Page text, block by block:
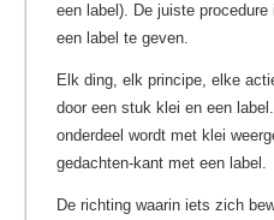
een label). De juiste
een label te geven.
Elk ding, elk principe, elke
door een stuk klei en een
onderdeel wordt met klei
gedachten-kant met een label.
De richting waarin iets zich